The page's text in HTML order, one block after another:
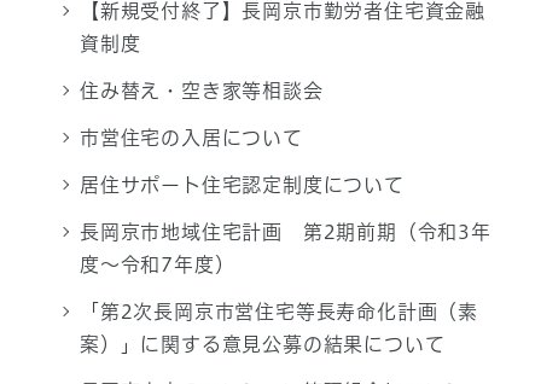
【新規受付終了】長岡京市勤労者住宅資金融
資制度
住み替え・空き家等相談会
市営住宅の入居について
居住サポート住宅認定制度について
長岡京市地域住宅計画 第2期前期（令和3年
度～令和7年度）
「第2次長岡京市営住宅等長寿命化計画（素
案）」に関する意見公募の結果について